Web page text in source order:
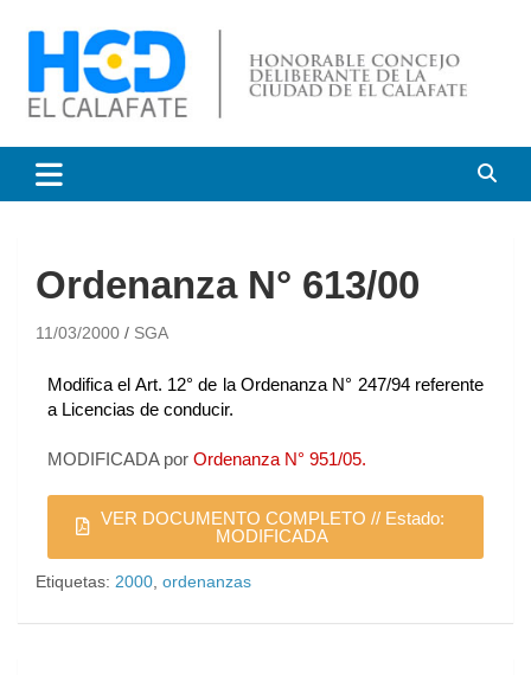
Honorable Concejo
Deliberante de El Calafate
Ordenanza N° 613/00
11/03/2000 SGA
Modifica el Art. 12° de la Ordenanza N° 247/94 referente
a Licencias de conducir.
MODIFICADA por Ordenanza N° 951/05.
VER DOCUMENTO COMPLETO // Estado:
MODIFICADA
Etiquetas: 2000 ordenanzas